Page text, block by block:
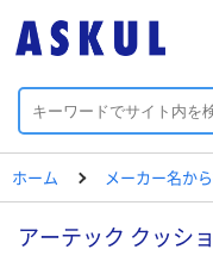
ホーム メーカー名から
アーテック クッシ